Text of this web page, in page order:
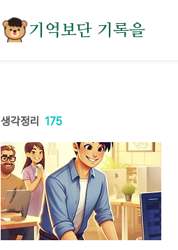
기억보단 기록을
생각정리 175